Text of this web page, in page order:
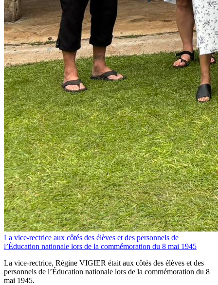
La vice-rectrice aux côtés des élèves et des personnels de
l’Éducation nationale lors de la commémoration du 8 mai 1945
La vice-rectrice, Régine VIGIER était aux côtés des élèves et des
personnels de l’Éducation nationale lors de la commémoration du 8
mai 1945.